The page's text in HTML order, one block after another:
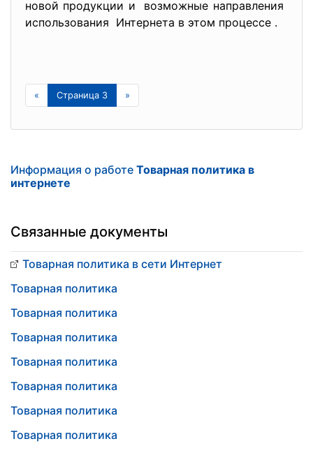
новой продукции и возможные направления
использования Интернета в этом процессе .
« Страница 3 »
Информация о работе Товарная политика в
интернете
Связанные документы
Товарная политика в сети Интернет
Товарная политика
Товарная политика
Товарная политика
Товарная политика
Товарная политика
Товарная политика
Товарная политика